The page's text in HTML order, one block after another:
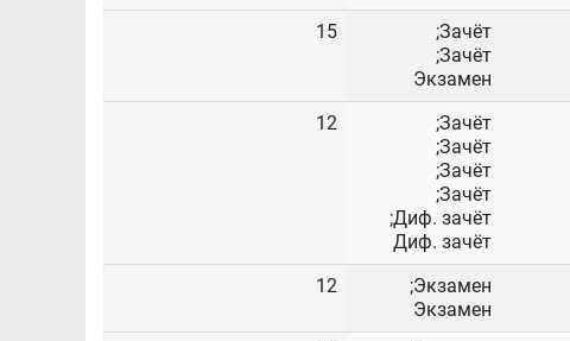
Зачёт;
Зачёт;
Экзамен
15
Зачёт;
Зачёт;
Зачёт;
Зачёт;
Диф. зачёт;
Диф. зачёт
12
Экзамен;
Экзамен
12